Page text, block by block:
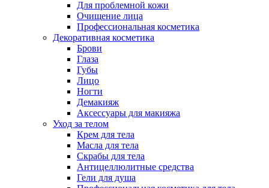
Для проблемной кожи
Очищение лица
Профессиональная косметика
Декоративная косметика
Брови
Глаза
Губы
Лицо
Ногти
Демакияж
Аксессуары для макияжа
Уход за телом
Крем для тела
Масла для тела
Скрабы для тела
Антицеллюлитные средства
Гели для душа